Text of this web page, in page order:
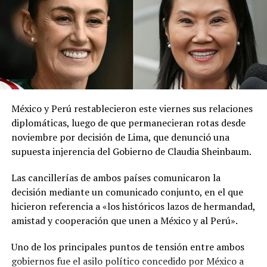
red social X.
El ministerio agregó que, pese a la presencia del polvo
del Sahara, se esperan lluvias durante los próximos días,
por lo que pidió a la población mantenerse atenta a la
información oficial sobre las condiciones
meteorológicas.
Las autoridades reiteraron el llamado a consultar los
canales oficiales del MARN y adoptar las medidas de
prevención necesarias para reducir los efectos de este
fenómeno atmosférico, especialmente entre las
personas con mayor riesgo de complicaciones de salud.
Comparte esto:
Facebook X
Me gusta esto:
México y Perú restablecieron este viernes sus relaciones
diplomáticas, luego de que permanecieran rotas desde
noviembre por decisión de Lima, que denunció una
supuesta injerencia del Gobierno de Claudia Sheinbaum.
Las cancillerías de ambos países comunicaron la
decisión mediante un comunicado conjunto, en el que
hicieron referencia a «los históricos lazos de hermandad,
amistad y cooperación que unen a México y al Perú».
Uno de los principales puntos de tensión entre ambos
gobiernos fue el asilo político concedido por México a